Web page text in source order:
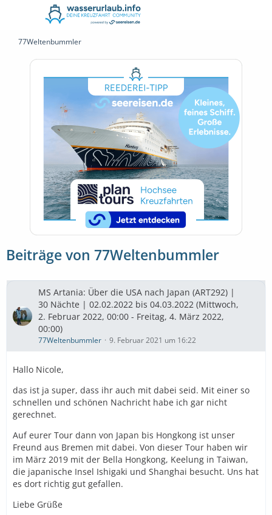
77Weltenbummler
Beiträge von 77Weltenbummler
MS Artania: Über die USA nach Japan (ART292) |
30 Nächte | 02.02.2022 bis 04.03.2022 (Mittwoch,
2. Februar 2022, 00:00 - Freitag, 4. März 2022,
00:00)
77Weltenbummler 9. Februar 2021 um 16:22
Hallo Nicole,
das ist ja super, dass ihr auch mit dabei seid. Mit einer so
schnellen und schönen Nachricht habe ich gar nicht
gerechnet.
Auf eurer Tour dann von Japan bis Hongkong ist unser
Freund aus Bremen mit dabei. Von dieser Tour haben wir
im März 2019 mit der Bella Hongkong, Keelung in Taiwan,
die japanische Insel Ishigaki und Shanghai besucht. Uns hat
es dort richtig gut gefallen.
Liebe Grüße